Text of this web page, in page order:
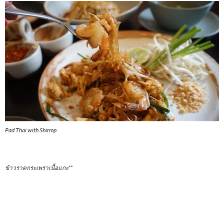
Pad Thai with Shirmp
ข้าวราดกระเพราเนื้อแกะ**